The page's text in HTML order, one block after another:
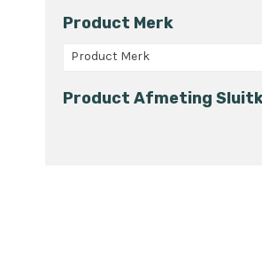
Product Merk
Product Merk
Product Afmeting